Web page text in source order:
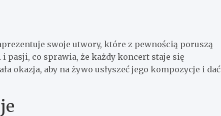
swoje utwory, które z pewnością poruszą
i pasji, co sprawia, że każdy koncert staje się
okazja, aby na żywo usłyszeć jego kompozycje i dać